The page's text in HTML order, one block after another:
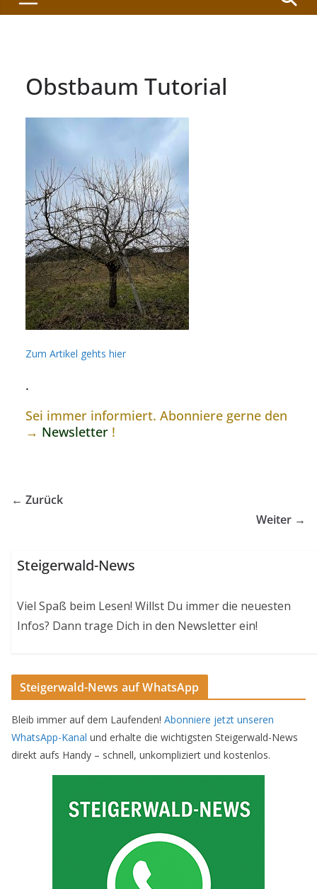
Obstbaum Tutorial
Zum Artikel gehts hier
.
Sei immer informiert. Abonniere gerne den
→ Newsletter !
← Zurück
Weiter →
Steigerwald-News
Viel Spaß beim Lesen! Willst Du immer die neuesten
Infos? Dann trage Dich in den Newsletter ein!
Steigerwald-News auf WhatsApp
Bleib immer auf dem Laufenden! Abonniere jetzt unseren
WhatsApp-Kanal und erhalte die wichtigsten Steigerwald-News
direkt aufs Handy – schnell, unkompliziert und kostenlos.